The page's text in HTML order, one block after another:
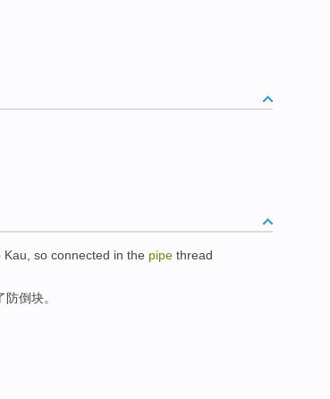
so connected in the pipe thread
防倒块。